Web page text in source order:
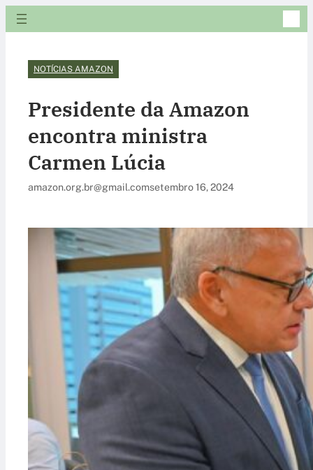
NOTÍCIAS AMAZON
Presidente da Amazon
encontra ministra
Carmen Lúcia
amazon.org.br@gmail.comsetembro 16, 2024